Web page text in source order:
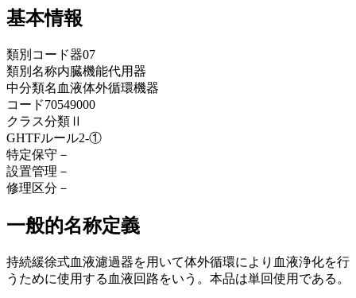
基本情報
類別コード器07
類別名称内臓機能代用器
中分類名 血液体外循環機器
コード70549000
クラス分類 Ⅱ
GHTFルール2-①
特定保守 －
設置管理 －
修理区分 －
一般的名称定義
持続緩徐式血液濾過器を用いて体外循環により血液浄化を行
うために使用する血液回路をいう。本品は単回使用である。